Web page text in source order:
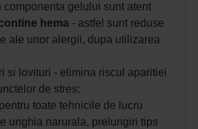
componenta gelului sunt atent
hema - astfel sunt reduse
ale unor alergii, dupa utilizarea
si lovituri - elimina riscul aparitiei
de stres;
toate tehnicile de lucru
unghia narurala, prelungiri tips